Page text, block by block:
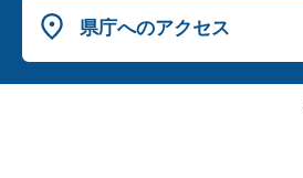
県庁へのアクセス